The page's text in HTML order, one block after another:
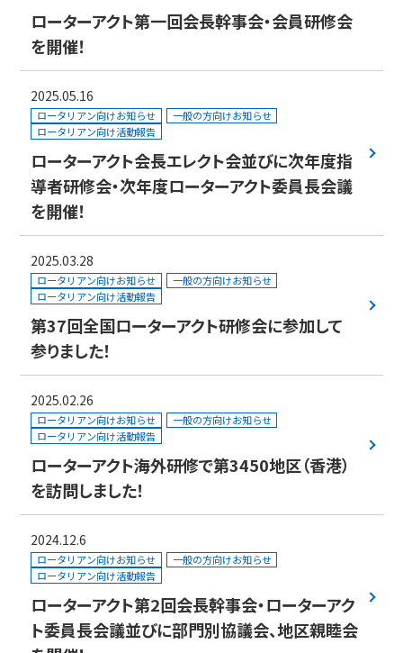
ローターアクト第一回会長幹事会・会員研修会
を開催！
2025.05.16
ロータリアン向けお知らせ
一般の方向けお知らせ
ロータリアン向け活動報告
ローターアクト会長エレクト会並びに次年度指
導者研修会・次年度ローターアクト委員長会議
を開催！
2025.03.28
ロータリアン向けお知らせ
一般の方向けお知らせ
ロータリアン向け活動報告
第37回全国ローターアクト研修会に参加して
参りました！
2025.02.26
ロータリアン向けお知らせ
一般の方向けお知らせ
ロータリアン向け活動報告
ローターアクト海外研修で第3450地区（香港）
を訪問しました！
2024.12.6
ロータリアン向けお知らせ
一般の方向けお知らせ
ロータリアン向け活動報告
ローターアクト第2回会長幹事会・ローターアク
ト委員長会議並びに部門別協議会、地区親睦会